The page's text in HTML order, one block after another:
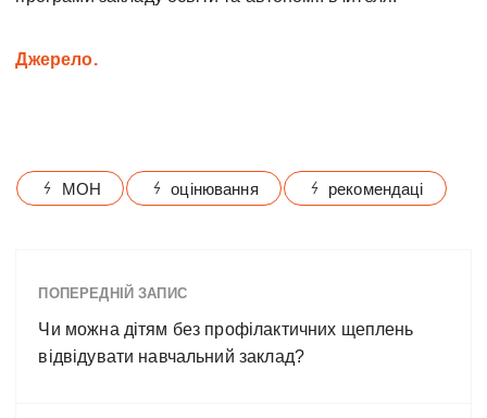
Джерело.
МОН оцінювання рекомендаці
ПОПЕРЕДНІЙ ЗАПИС
Чи можна дітям без профілактичних щеплень
відвідувати навчальний заклад?